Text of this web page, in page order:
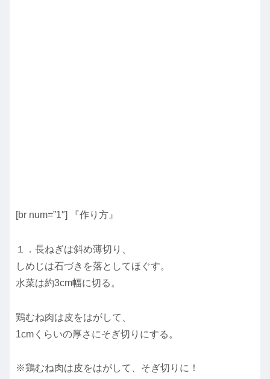
[br num=”1″] 『作り方』
１．長ねぎは斜め薄切り、
しめじは石づきを落としてほぐす。
水菜は約3cm幅に切る。
鶏むね肉は皮をはがして、
1cmくらいの厚さにそぎ切りにする。
※鶏むね肉は皮をはがして、そぎ切りに！